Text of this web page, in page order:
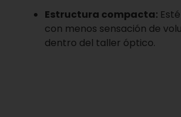
Estructura compacta:
con menos sensación de
dentro del taller óptico.